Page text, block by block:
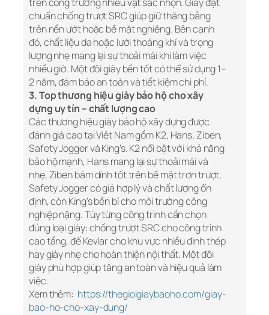
chuẩn chống trượt SRC giúp giữ thăng bằng
trên nền ướt hoặc bề mặt nghiêng. Bên cạnh
đó, chất liệu da hoặc lưới thoáng khí và trọng
lượng nhẹ mang lại sự thoải mái khi làm việc
nhiều giờ. Một đôi giày bền tốt có thể sử dụng 1–
2 năm, đảm bảo an toàn và tiết kiệm chi phí.
3. Top thương hiệu giày bảo hộ cho xây
dựng uy tín – chất lượng cao
Các thương hiệu giày bảo hộ xây dựng được
đánh giá cao tại Việt Nam gồm K2, Hans, Ziben,
Safety Jogger và King’s. K2 nổi bật với khả năng
bảo hộ mạnh, Hans mang lại sự thoải mái và
nhẹ, Ziben bám dính tốt trên bề mặt trơn trượt,
Safety Jogger có giá hợp lý và chất lượng ổn
định, còn King’s bền bỉ cho môi trường công
nghiệp nặng. Tùy từng công trình cần chọn
đúng loại giày: chống trượt SRC cho công trình
cao tầng, đế Kevlar cho khu vực nhiều đinh thép
hay giày nhẹ cho hoàn thiện nội thất. Một đôi
giày phù hợp giúp tăng an toàn và hiệu quả làm
việc.
Xem thêm: https://thegioigiaybaoho.com/giay-
bao-ho-cho-xay-dung/